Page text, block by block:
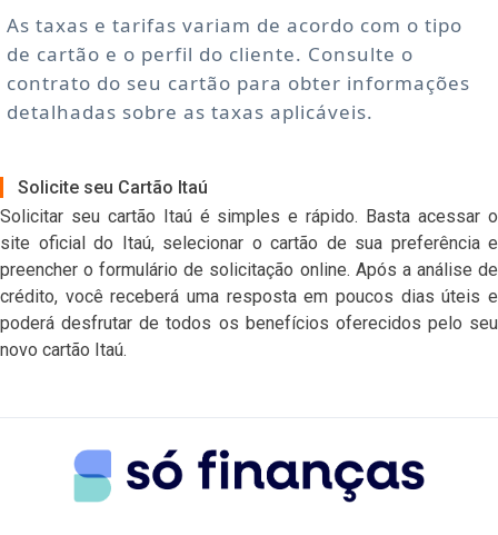
As taxas e tarifas variam de acordo com o tipo
de cartão e o perfil do cliente. Consulte o
contrato do seu cartão para obter informações
detalhadas sobre as taxas aplicáveis.
Solicite seu Cartão Itaú
Solicitar seu cartão Itaú é simples e rápido. Basta acessar o
site oficial do Itaú, selecionar o cartão de sua preferência e
preencher o formulário de solicitação online. Após a análise de
crédito, você receberá uma resposta em poucos dias úteis e
poderá desfrutar de todos os benefícios oferecidos pelo seu
novo cartão Itaú.